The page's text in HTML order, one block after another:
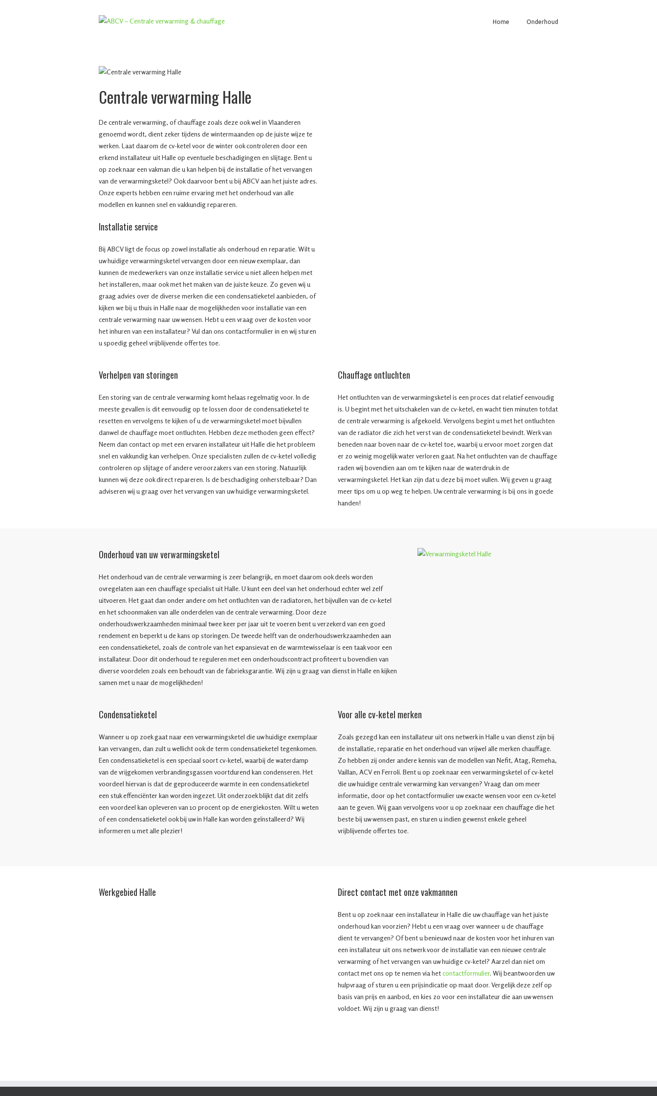
Home Onderhoud
Centrale verwarming Halle
De centrale verwarming, of chauffage zoals deze ook wel in Vlaanderen
genoemd wordt, dient zeker tijdens de wintermaanden op de juiste wijze te
werken. Laat daarom de cv-ketel voor de winter ook controleren door een
erkend installateur uit Halle op eventuele beschadigingen en slijtage. Bent u
op zoek naar een vakman die u kan helpen bij de installatie of het vervangen
van de verwarmingsketel? Ook daarvoor bent u bij ABCV aan het juiste adres.
Onze experts hebben een ruime ervaring met het onderhoud van alle
modellen en kunnen snel en vakkundig repareren.
Installatie service
Bij ABCV ligt de focus op zowel installatie als onderhoud en reparatie. Wilt u
uw huidige verwarmingsketel vervangen door een nieuw exemplaar, dan
kunnen de medewerkers van onze installatie service u niet alleen helpen met
het installeren, maar ook met het maken van de juiste keuze. Zo geven wij u
graag advies over de diverse merken die een condensatieketel aanbieden, of
kijken we bij u thuis in Halle naar de mogelijkheden voor installatie van een
centrale verwarming naar uw wensen. Hebt u een vraag over de kosten voor
het inhuren van een installateur? Vul dan ons contactformulier in en wij sturen
u spoedig geheel vrijblijvende offertes toe.
Verhelpen van storingen
Een storing van de centrale verwarming komt helaas regelmatig voor. In de
meeste gevallen is dit eenvoudig op te lossen door de condensatieketel te
resetten en vervolgens te kijken of u de verwarmingsketel moet bijvullen
danwel de chauffage moet ontluchten. Hebben deze methoden geen effect?
Neem dan contact op met een ervaren installateur uit Halle die het probleem
snel en vakkundig kan verhelpen. Onze specialisten zullen de cv-ketel volledig
controleren op slijtage of andere veroorzakers van een storing. Natuurlijk
kunnen wij deze ook direct repareren. Is de beschadiging onherstelbaar? Dan
adviseren wij u graag over het vervangen van uw huidige verwarmingsketel.
Chauffage ontluchten
Het ontluchten van de verwarmingsketel is een proces dat relatief eenvoudig
is. U begint met het uitschakelen van de cv-ketel, en wacht tien minuten totdat
de centrale verwarming is afgekoeld. Vervolgens begint u met het ontluchten
van de radiator die zich het verst van de condensatieketel bevindt. Werk van
beneden naar boven naar de cv-ketel toe, waarbij u ervoor moet zorgen dat
er zo weinig mogelijk water verloren gaat. Na het ontluchten van de chauffage
raden wij bovendien aan om te kijken naar de waterdruk in de
verwarmingsketel. Het kan zijn dat u deze bij moet vullen. Wij geven u graag
meer tips om u op weg te helpen. Uw centrale verwarming is bij ons in goede
handen!
Onderhoud van uw verwarmingsketel
Het onderhoud van de centrale verwarming is zeer belangrijk, en moet daarom ook deels worden
ovregelaten aan een chauffage specialist uit Halle. U kunt een deel van het onderhoud echter wel zelf
uitvoeren. Het gaat dan onder andere om het ontluchten van de radiatoren, het bijvullen van de cv-ketel
en het schoonmaken van alle onderdelen van de centrale verwarming. Door deze
onderhoudswerkzaamheden minimaal twee keer per jaar uit te voeren bent u verzekerd van een goed
rendement en beperkt u de kans op storingen. De tweede helft van de onderhoudswerkzaamheden aan
een condensatieketel, zoals de controle van het expansievat en de warmtewisselaar is een taak voor een
installateur. Door dit onderhoud te reguleren met een onderhoudscontract profiteert u bovendien van
diverse voordelen zoals een behoudt van de fabrieksgarantie. Wij zijn u graag van dienst in Halle en kijken
samen met u naar de mogelijkheden!
Condensatieketel
Wanneer u op zoek gaat naar een verwarmingsketel die uw huidige exemplaar
kan vervangen, dan zult u wellicht ook de term condensatieketel tegenkomen.
Een condensatieketel is een speciaal soort cv-ketel, waarbij de waterdamp
van de vrijgekomen verbrandingsgassen voortdurend kan condenseren. Het
voordeel hiervan is dat de geproduceerde warmte in een condensatieketel
een stuk effenciënter kan worden ingezet. Uit onderzoek blijkt dat dit zelfs
een voordeel kan opleveren van 10 procent op de energiekosten. Wilt u weten
of een condensatieketel ook bij uw in Halle kan worden geïnstalleerd? Wij
informeren u met alle plezier!
Voor alle cv-ketel merken
Zoals gezegd kan een installateur uit ons netwerk in Halle u van dienst zijn bij
de installatie, reparatie en het onderhoud van vrijwel alle merken chauffage.
Zo hebben zij onder andere kennis van de modellen van Nefit, Atag, Remeha,
Vaillan, ACV en Ferroli. Bent u op zoek naar een verwarmingsketel of cv-ketel
die uw huidige centrale verwarming kan vervangen? Vraag dan om meer
informatie, door op het contactformulier uw exacte wensen voor een cv-ketel
aan te geven. Wij gaan vervolgens voor u op zoek naar een chauffage die het
beste bij uw wensen past, en sturen u indien gewenst enkele geheel
vrijblijvende offertes toe.
Werkgebied Halle Direct contact met onze vakmannen
Bent u op zoek naar een installateur in Halle die uw chauffage van het juiste
onderhoud kan voorzien? Hebt u een vraag over wanneer u de chauffage
dient te vervangen? Of bent u benieuwd naar de kosten voor het inhuren van
een installateur uit ons netwerk voor de installatie van een nieuwe centrale
verwarming of het vervangen van uw huidige cv-ketel? Aarzel dan niet om
contact met ons op te nemen via hetcontactformulier. Wij beantwoorden uw
hulpvraag of sturen u een prijsindicatie op maat door. Vergelijk deze zelf op
basis van prijs en aanbod, en kies zo voor een installateur die aan uw wensen
voldoet. Wij zijn u graag van dienst!